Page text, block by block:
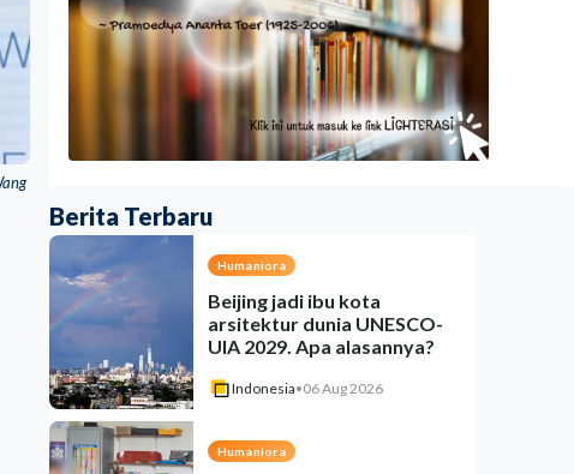
Berita Terbaru
Humaniora
Beijing jadi ibu kota
arsitektur dunia UNESCO-
UIA 2029. Apa alasannya?
Indonesia•06 Aug 2026
Humaniora